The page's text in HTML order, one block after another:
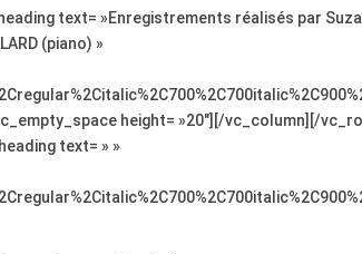
text= »Enregistrements réalisés par
(piano) »
height= »20″][/vc_column][/
text= » »